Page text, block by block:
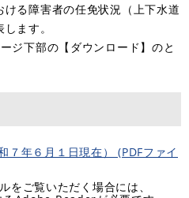
る障害者の任免状況（上下水道
ます。
ジ下部の【ダウンロード】のと
７年６月１日現在） (PDFファイ
をご覧いただく場合には、